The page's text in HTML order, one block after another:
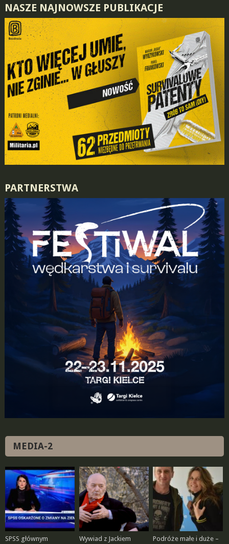
NASZE NAJNOWSZE PUBLIKACJE
PARTNERSTWA
MEDIA-2
SPSS głównym Wywiad z Jackiem Podróże małe i duże –